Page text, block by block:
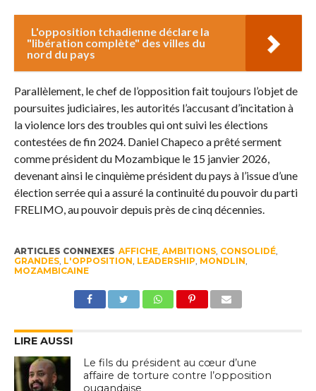
L'opposition tchadienne déclare la
"libération complète" des villes du
nord du pays
Parallèlement, le chef de l’opposition fait toujours l’objet de
poursuites judiciaires, les autorités l’accusant d’incitation à
la violence lors des troubles qui ont suivi les élections
contestées de fin 2024. Daniel Chapeco a prêté serment
comme président du Mozambique le 15 janvier 2026,
devenant ainsi le cinquième président du pays à l’issue d’une
élection serrée qui a assuré la continuité du pouvoir du parti
FRELIMO, au pouvoir depuis près de cinq décennies.
ARTICLES CONNEXES AFFICHE, AMBITIONS, CONSOLIDÉ,
GRANDES, L'OPPOSITION, LEADERSHIP, MONDLIN,
MOZAMBICAINE
LIRE AUSSI
Le fils du président au cœur d’une
affaire de torture contre l’opposition
ougandaise